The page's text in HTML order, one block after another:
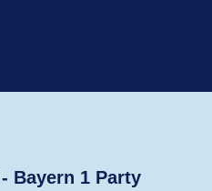
Bayern 1 Party